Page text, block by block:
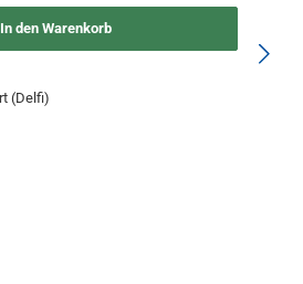
In den Warenkorb